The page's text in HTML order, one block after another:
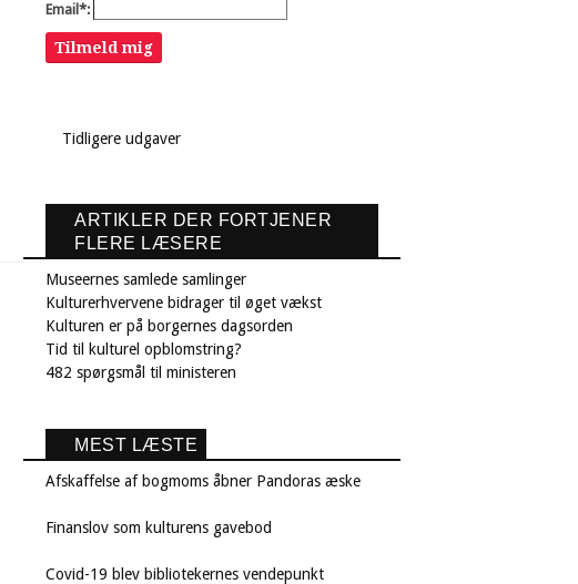
Email*:
Tilmeld mig
Tidligere udgaver
ARTIKLER DER FORTJENER
FLERE LÆSERE
Museernes samlede samlinger
Kulturerhvervene bidrager til øget vækst
Kulturen er på borgernes dagsorden
Tid til kulturel opblomstring?
482 spørgsmål til ministeren
MEST LÆSTE
Afskaffelse af bogmoms åbner Pandoras æske
Finanslov som kulturens gavebod
Covid-19 blev bibliotekernes vendepunkt